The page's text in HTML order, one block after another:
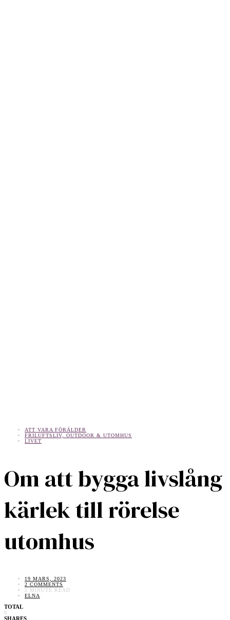
ATT VARA FÖRÄLDER
FRILUFTSLIV, OUTDOOR & UTOMHUS
LIVET
Om att bygga livslång
kärlek till rörelse
utomhus
19 MARS, 2023
2 COMMENTS
2 MINUTE READ
ELNA
TOTAL
0
SHARES